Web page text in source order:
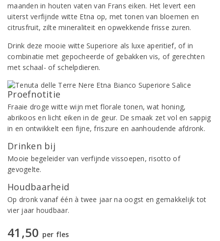
maanden in houten vaten van Frans eiken. Het levert een
uiterst verfijnde witte Etna op, met tonen van bloemen en
citrusfruit, zilte mineraliteit en opwekkende frisse zuren.
Drink deze mooie witte Superiore als luxe aperitief, of in
combinatie met gepocheerde of gebakken vis, of gerechten
met schaal- of schelpdieren.
Proefnotitie
Fraaie droge witte wijn met florale tonen, wat honing,
abrikoos en licht eiken in de geur. De smaak zet vol en sappig
in en ontwikkelt een fijne, friszure en aanhoudende afdronk.
Drinken bij
Mooie begeleider van verfijnde vissoepen, risotto of
gevogelte.
Houdbaarheid
Op dronk vanaf één à twee jaar na oogst en gemakkelijk tot
vier jaar houdbaar.
41,50 per fles